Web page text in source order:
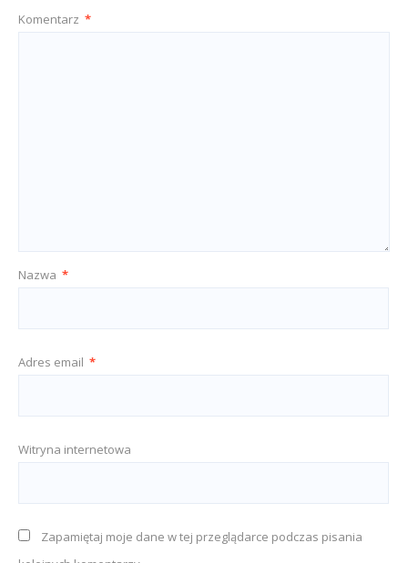
Komentarz *
Nazwa *
Adres email *
Witryna internetowa
Zapamiętaj moje dane w tej przeglądarce podczas pisania